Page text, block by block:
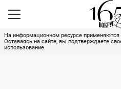
На информационном ресурсе
Оставаясь на сайте, вы подтверждаете
использование.